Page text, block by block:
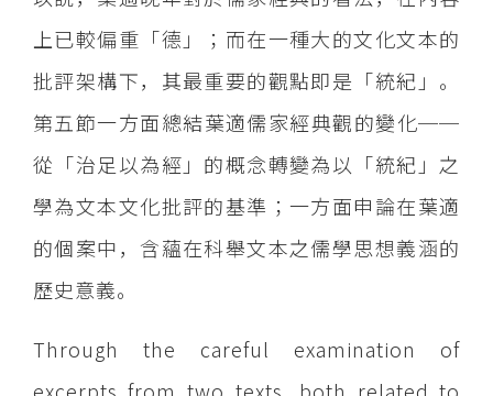
上已較偏重「德」；而在一種大的文化文本的
批評架構下，其最重要的觀點即是「統紀」。
第五節一方面總結葉適儒家經典觀的變化──
從「治足以為經」的概念轉變為以「統紀」之
學為文本文化批評的基準；一方面申論在葉適
的個案中，含蘊在科舉文本之儒學思想義涵的
歷史意義。
Through the careful examination of